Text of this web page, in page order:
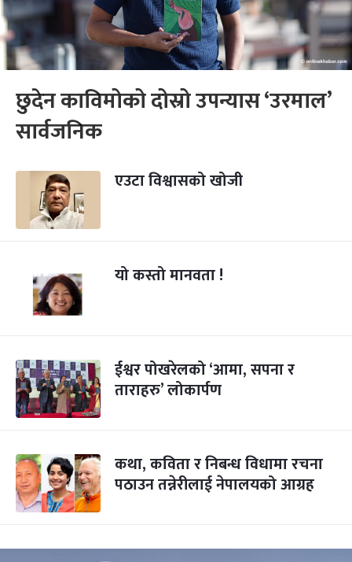
छुदेन काविमोको दोस्रो उपन्यास ‘उरमाल’
सार्वजनिक
एउटा विश्वासको खोजी
यो कस्तो मानवता !
ईश्वर पोखरेलको ‘आमा, सपना र
ताराहरु’ लोकार्पण
कथा, कविता र निबन्ध विधामा रचना
पठाउन तन्नेरीलाई नेपालयको आग्रह